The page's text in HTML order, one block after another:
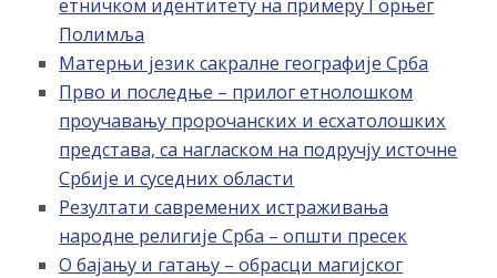
етничком идентитету на примеру Горњег
Полимља
Матерњи језик сакралне географије Срба
Прво и последње – прилог етнолошком
проучавању пророчанских и есхатолошких
представа, са нагласком на подручју источне
Србије и суседних области
Резултати савремених истраживања
народне религије Срба – општи пресек
О бајању и гатању – обрасци магијског